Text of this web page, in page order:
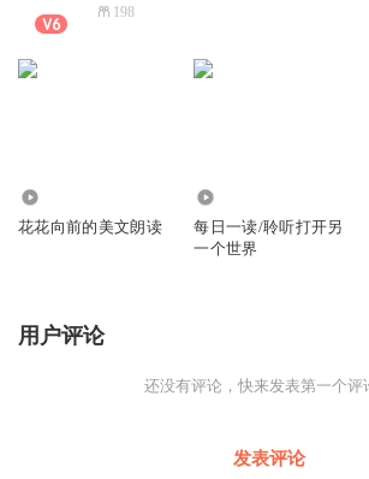
198
花花向前的美文朗读
每日一读/聆听打开另
一个世界
用户评论
还没有评论，快来发表第一个评
发表评论